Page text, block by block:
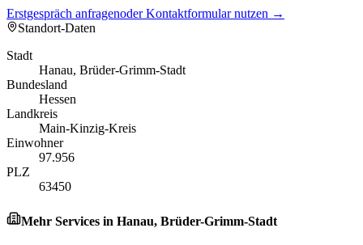
Erstgespräch anfragenoder Kontaktformular nutzen →
Standort-Daten
Stadt
Hanau, Brüder-Grimm-Stadt
Bundesland
Hessen
Landkreis
Main-Kinzig-Kreis
Einwohner
97.956
PLZ
63450
Mehr Services in Hanau, Brüder-Grimm-Stadt